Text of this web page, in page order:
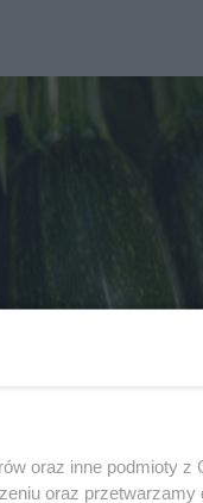
oraz inne podmioty
oraz